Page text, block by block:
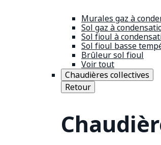
Murales gaz à
Sol gaz à
Sol fioul à
Sol fioul basse
Brûleur sol fioul
Voir tout
Chaudières collectives
Retour